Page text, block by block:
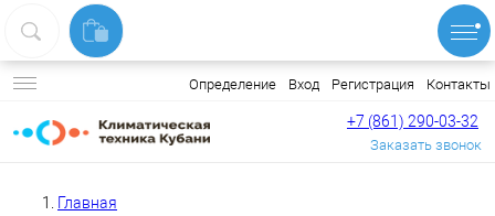
Определение Вход Регистрация Контакты
+7 (861) 290-03-32
Заказать звонок
Главная